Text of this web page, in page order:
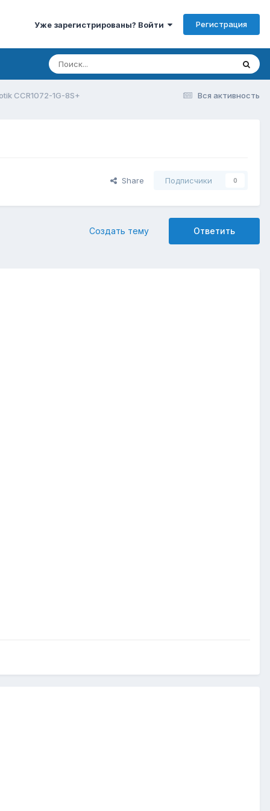
Уже зарегистрированы? Войти Регистрация
Вся активность
CCR1072-1G-8S+
Share Подписчики 0
Ответить
Создать тему